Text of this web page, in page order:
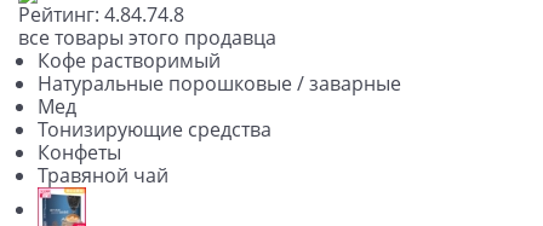
Рейтинг: 4.84.74.8
все товары этого продавца
Кофе растворимый
Натуральные порошковые / заварные
Мед
Тонизирующие средства
Конфеты
Травяной чай